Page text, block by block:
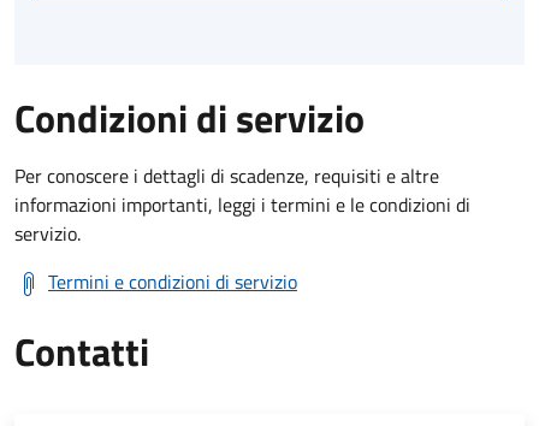
Condizioni di servizio
Per conoscere i dettagli di scadenze, requisiti e altre
informazioni importanti, leggi i termini e le condizioni di
servizio.
Termini e condizioni di servizio
Contatti